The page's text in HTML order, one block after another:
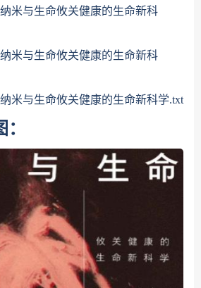
米与生命攸关健康的生命新科
米与生命攸关健康的生命新科
米与生命攸关健康的生命新科学.txt